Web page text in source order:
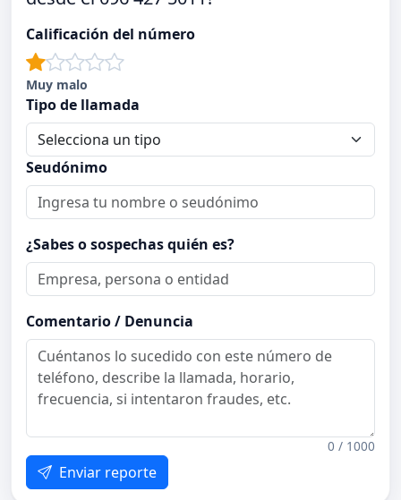
Calificación del número
Muy malo
Tipo de llamada
Seudónimo
¿Sabes o sospechas quién es?
Comentario / Denuncia
0 / 1000
Enviar reporte